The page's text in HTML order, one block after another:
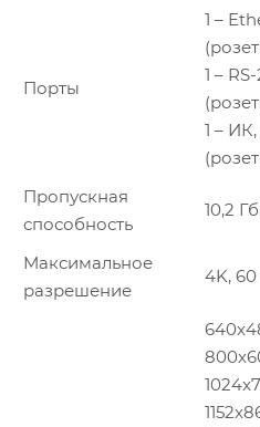
Порты
1 –
1 –
1 –
Пропускная
способность
10,2
Максимальное
разрешение
4K, 60